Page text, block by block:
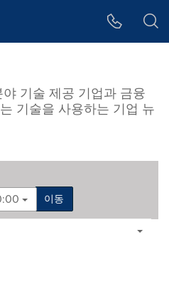
기술 제공 기업과 금융
기술을 사용하는 기업 뉴
이동